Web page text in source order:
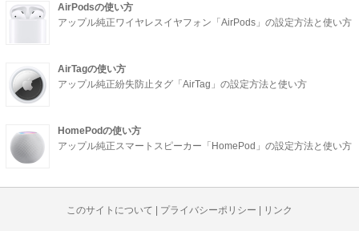
AirPodsの使い方
アップル純正ワイヤレスイヤフォン「AirPods」の設定方法と使い方
AirTagの使い方
アップル純正紛失防止タグ「AirTag」の設定方法と使い方
HomePodの使い方
アップル純正スマートスピーカー「HomePod」の設定方法と使い方
このサイトについて | プライバシーポリシー | リンク